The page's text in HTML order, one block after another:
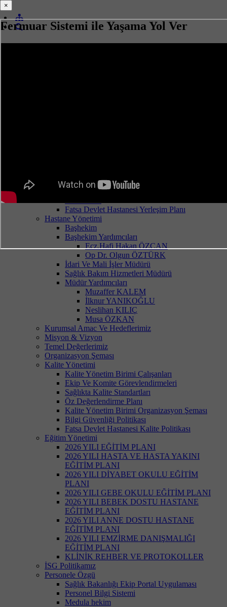
Fermuar Sistemi ile Yaşama Yol Ver
Hastanemiz
Tarihçemiz
Fatsa Devlet Hastanesi Yerleşim Planı
Hastane Yönetimi
Başhekim
Başhekim Yardımcıları
Ecz.Hafi Hakan ÖZCAN
Op Dr. Olgun ÖZTÜRK
İdari Ve Mali İşler Müdürü
Sağlık Bakım Hizmetleri Müdürü
Müdür Yardımcıları
Muzaffer KALEM
İlknur YANIKOĞLU
Neslihan KILIÇ
Musa ÖZKAN
Kurumsal Amac Ve Hedeflerimiz
Misyon & Vizyon
Temel Değerlerimiz
Organizasyon Şeması
Kalite Yönetimi
Kalite Yönetim Birimi Çalışanları
Ekip Ve Komite Görevlendirmeleri
Sağlıkta Kalite Standartları
Öz Değerlendirme Planı
Kalite Yönetim Birimi Organizasyon Şeması
Bilgi Güvenliği Politikası
Fatsa Devlet Hastanesi Kalite Politikası
Eğitim Yönetimi
2026 YILI EĞİTİM PLANI
2026 YILI HASTA VE HASTA YAKINI
EĞİTİM PLANI
2026 YILI DİYABET OKULU EĞİTİM
PLANI
2026 YILI GEBE OKULU EĞİTİM PLANI
2026 YILI BEBEK DOSTU HASTANE
EĞİTİM PLANI
2026 YILI ANNE DOSTU HASTANE
EĞİTİM PLANI
2026 YILI EMZİRME DANIŞMALIĞI
EĞİTİM PLANI
KLİNİK REHBER VE PROTOKOLLER
İSG Politikamız
Personele Özgü
Sağlık Bakanlığı Ekip Portal Uygulaması
Personel Bilgi Sistemi
Medula hekim
×